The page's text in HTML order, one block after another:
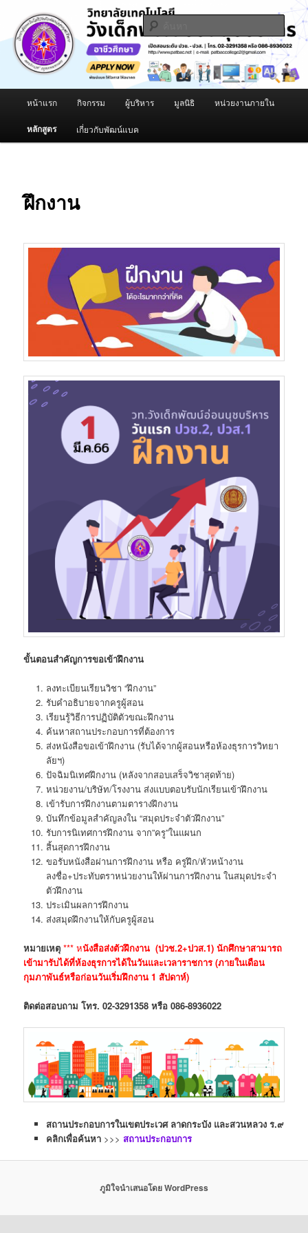
วิทยาลัยเทคโนโลยีวังเด็กพัฒน์อ่อนนุช
บริหาร
02-3291354-8, 086-8936022
ค้นหา
ข้าม
ไป
เนื้อหา
หน้าแรก กิจกรรม ผู้บริหาร มูลนิธิ หน่วยงานภายใน
หลักสูตร เกี่ยวกับพัฒน์แบค
ฝึกงาน
ขั้นตอนสำคัญการขอเข้าฝึกงาน
ลงทะเบียนเรียนวิชา “ฝึกงาน”
รับคำอธิบายจากครูผู้สอน
เรียนรู้วิธีการปฏิบัติตัวขณะฝึกงาน
ค้นหาสถานประกอบการที่ต้องการ
ส่งหนังสือขอเข้าฝึกงาน (รับได้จากผู้สอนหรือห้องธุรการวิทยา
ลัยฯ)
ปัจฉิมนิเทศฝึกงาน (หลังจากสอบเสร็จวิชาสุดท้าย)
หน่วยงาน/บริษัท/โรงงาน ส่งแบบตอบรับนักเรียนเข้าฝึกงาน
เข้ารับการฝึกงานตามตารางฝึกงาน
บันทึกข้อมูลสำคัญลงใน “สมุดประจำตัวฝึกงาน”
รับการนิเทศการฝึกงาน จาก”ครู”ในแผนก
สิ้นสุดการฝึกงาน
ขอรับหนังสือผ่านการฝึกงาน หรือ ครูฝึก/หัวหน้างาน
ลงชื่อ+ประทับตราหน่วยงานให้ผ่านการฝึกงาน ในสมุดประจำ
ตัวฝึกงาน
ประเมินผลการฝึกงาน
ส่งสมุดฝึกงานให้กับครูผู้สอน
หมายเหตุ *** หนังสือส่งตัวฝึกงาน (ปวช.2+ปวส.1) นักศึกษาสามารถ
เข้ามารับได้ที่ห้องธุรการได้ในวันและเวลาราชการ (ภายในเดือน
กุมภาพันธ์หรือก่อนวันเริ่มฝึกงาน 1 สัปดาห์)
ติดต่อสอบถาม โทร. 02-3291358 หรือ 086-8936022
สถานประกอบการในเขตประเวศ ลาดกระบัง และสวนหลวง ร.๙
คลิกเพื่อค้นหา>>> สถานประกอบการ
ภูมิใจนำเสนอโดย WordPress